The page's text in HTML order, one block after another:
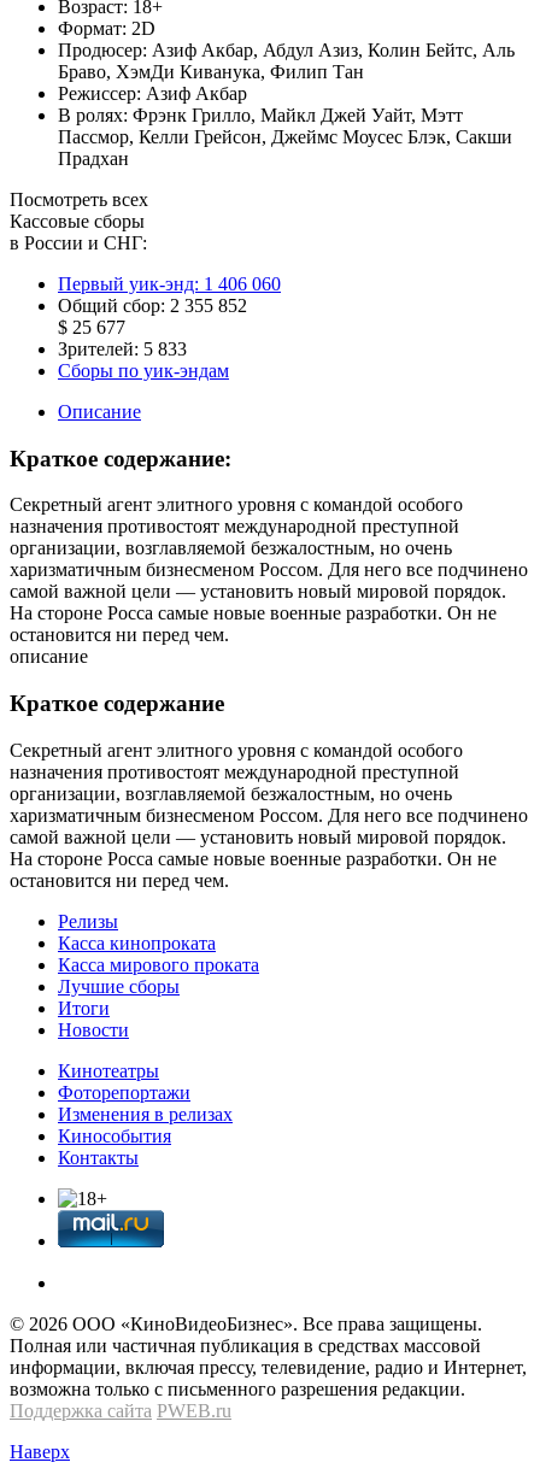
Возраст: 18+
Формат: 2D
Продюсер: Азиф Акбар, Абдул Азиз, Колин Бейтс, Аль
Браво, ХэмДи Киванука, Филип Тан
Режиссер: Азиф Акбар
В ролях: Фрэнк Грилло, Майкл Джей Уайт, Мэтт
Пассмор, Келли Грейсон, Джеймс Моусес Блэк, Сакши
Прадхан
Посмотреть всех
Кассовые сборы
в России и СНГ:
Первый уик-энд: 1 406 060
Общий сбор: 2 355 852
$ 25 677
Зрителей: 5 833
Сборы по уик-эндам
Описание
Краткое содержание:
Секретный агент элитного уровня с командой особого
назначения противостоят международной преступной
организации, возглавляемой безжалостным, но очень
харизматичным бизнесменом Россом. Для него все подчинено
самой важной цели — установить новый мировой порядок.
На стороне Росса самые новые военные разработки. Он не
остановится ни перед чем.
описание
Краткое содержание
Секретный агент элитного уровня с командой особого
назначения противостоят международной преступной
организации, возглавляемой безжалостным, но очень
харизматичным бизнесменом Россом. Для него все подчинено
самой важной цели — установить новый мировой порядок.
На стороне Росса самые новые военные разработки. Он не
остановится ни перед чем.
Релизы
Касса кинопроката
Касса мирового проката
Лучшие сборы
Итоги
Новости
Кинотеатры
Фоторепортажи
Изменения в релизах
Кинособытия
Контакты
© 2026 OOО «КиноВидеоБизнес». Все права защищены.
Полная или частичная публикация в средствах массовой
информации, включая прессу, телевидение, радио и Интернет,
возможна только с письменного разрешения редакции.
Поддержка сайта PWEB.ru
Наверх